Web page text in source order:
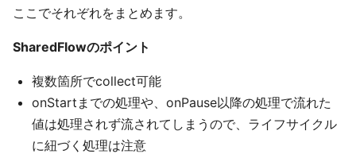
ここでそれぞれをまとめます。
SharedFlowのポイント
複数箇所でcollect可能
onStartまでの処理や、onPause以降の処理で流れた
値は処理されず流されてしまうので、ライフサイクル
に紐づく処理は注意